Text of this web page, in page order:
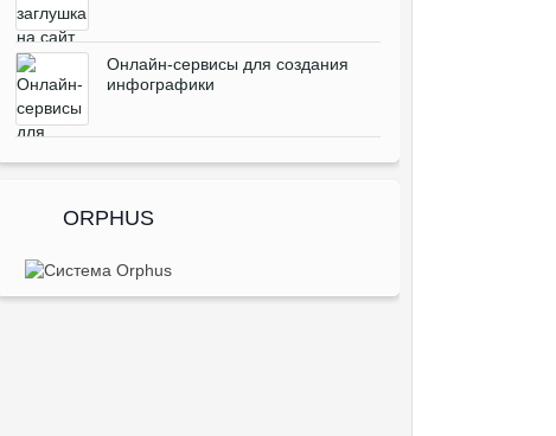
Онлайн-сервисы для создания
инфографики
ORPHUS